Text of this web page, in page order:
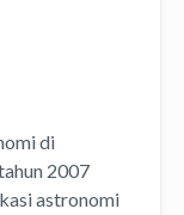
di
2007
astronomi